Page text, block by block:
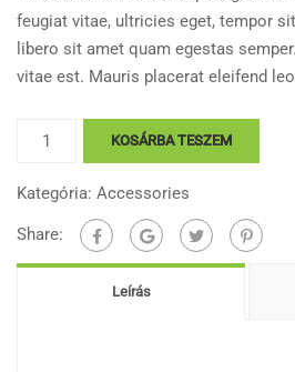
feugiat vitae, ultricies eget, tempor
libero sit amet quam egestas
vitae est. Mauris placerat eleifend
Luggage
mennyiség
KOSÁRBA TESZEM
Kategória: Accessories
Share:
Leírás